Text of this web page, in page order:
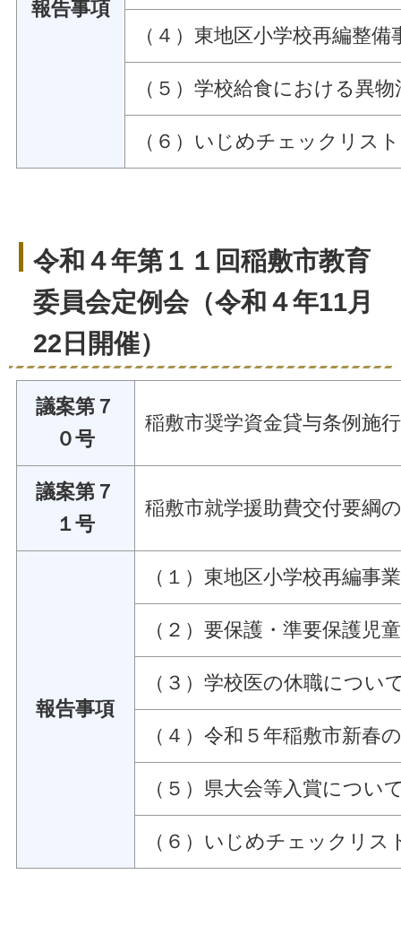
報告事項
（４）東地区小学校再編整
（５）学校給食における異
（６）いじめチェックリス
令和４年第１１回稲敷市教育
委員会定例会（令和４年11月
22日開催）
議案第７
０号
稲敷市奨学資金貸与条例施
議案第７
１号
稲敷市就学援助費交付要綱
報告事項
（１）東地区小学校再編事
（２）要保護・準要保護児
（３）学校医の休職につい
（４）令和５年稲敷市新春
（５）県大会等入賞につい
（６）いじめチェックリ